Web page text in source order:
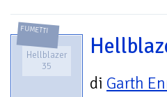
FUMETTI
Hellblazer
35
di Garth